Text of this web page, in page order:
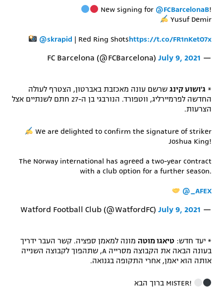
מדיניות פרטיות
תקנון פעילות ספורט 1
הצטרפות לחבילת הערוצים
המגזין
אומנויות לחימה New signing for @FCBarcelonaB!
Yusuf Demir
@skrapid | Red Ring Shotshttps://t.co/FR1nKetO7x
— FC Barcelona (@FCBarcelona)
July 9, 2021
* ג'ושוע קינג שרשם עונה מאכזבת באברטון, הצטרף לעולה
החדשה לפרמיירליג, ווטפורד. הנורבגי בן ה-27 חתם לשנתיים אצל
הצרעות.
We are delighted to confirm the signature of striker
Joshua King!
The Norway international has agreed a two-year contract
with a club option for a further season.
@_AFEX
— Watford Football Club (@WatfordFC)
July 9, 2021
* יעד חדש: טיאגו מוטה מונה למאמן ספציה. קשר העבר ידריך
בעונה הבאה את הקבוצה מסרייה A, שתהפוך לקבוצה השנייה
אותה הוא יאמן, אחרי התקופה בגנואה.
ברוך הבא MISTER!